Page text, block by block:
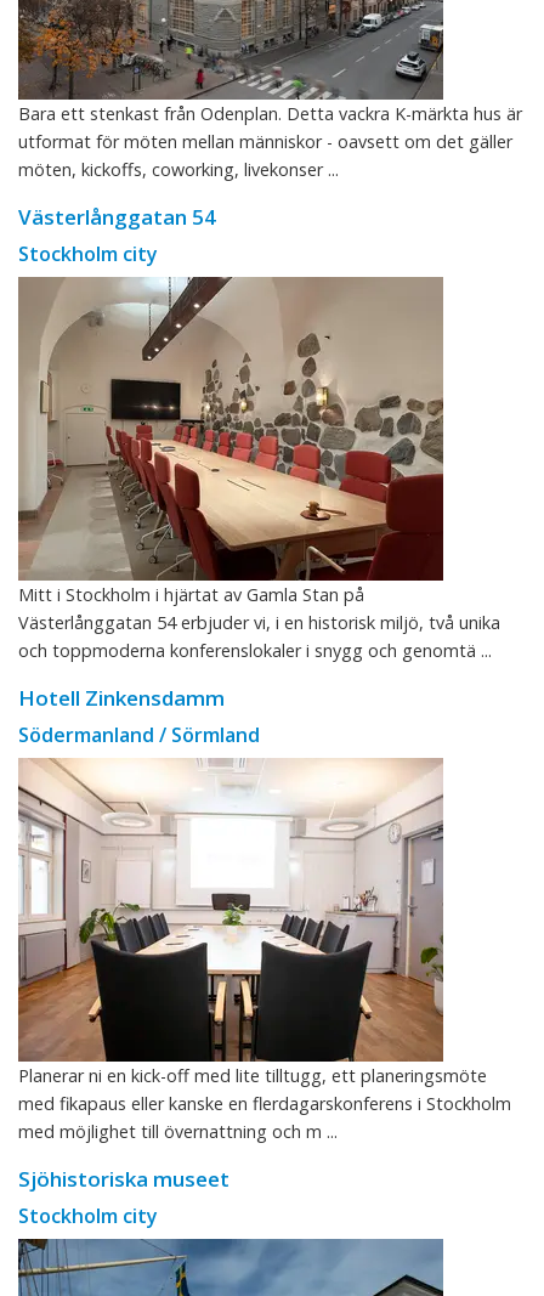
Bara ett stenkast från Odenplan. Detta vackra K-märkta hus är
utformat för möten mellan människor - oavsett om det gäller
möten, kickoffs, coworking, livekonser ...
Västerlånggatan 54
Stockholm city
Mitt i Stockholm i hjärtat av Gamla Stan på
Västerlånggatan 54 erbjuder vi, i en historisk miljö, två unika
och toppmoderna konferenslokaler i snygg och genomtä ...
Hotell Zinkensdamm
Södermanland / Sörmland
Planerar ni en kick-off med lite tilltugg, ett planeringsmöte
med fikapaus eller kanske en flerdagarskonferens i Stockholm
med möjlighet till övernattning och m ...
Sjöhistoriska museet
Stockholm city